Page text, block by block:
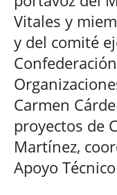
Vitales y
y del comité
Carmen
proyectos de
Martínez,
Apoyo